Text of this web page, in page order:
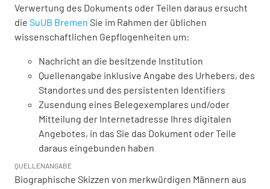
Verwertung des Dokuments oder Teilen daraus ersucht
die SuUB Bremen Sie im Rahmen der üblichen
wissenschaftlichen Gepflogenheiten um:
Nachricht an die besitzende Institution
Quellenangabe inklusive Angabe des Urhebers, des
Standortes und des persistenten Identifiers
Zusendung eines Belegexemplares und/oder
Mitteilung der Internetadresse Ihres digitalen
Angebotes, in das Sie das Dokument oder Teile
daraus eingebunden haben
QUELLENANGABE
Biographische Skizzen von merkwürdigen Männern aus